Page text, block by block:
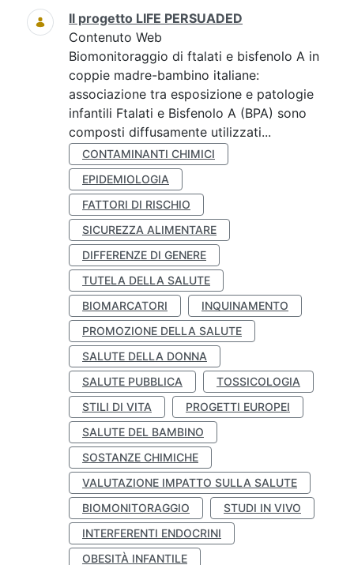
Il progetto LIFE PERSUADED
Contenuto Web
Biomonitoraggio di ftalati e bisfenolo A in
coppie madre-bambino italiane:
associazione tra esposizione e patologie
infantili Ftalati e Bisfenolo A (BPA) sono
composti diffusamente utilizzati...
CONTAMINANTI CHIMICI
EPIDEMIOLOGIA
FATTORI DI RISCHIO
SICUREZZA ALIMENTARE
DIFFERENZE DI GENERE
TUTELA DELLA SALUTE
BIOMARCATORI
INQUINAMENTO
PROMOZIONE DELLA SALUTE
SALUTE DELLA DONNA
SALUTE PUBBLICA
TOSSICOLOGIA
STILI DI VITA
PROGETTI EUROPEI
SALUTE DEL BAMBINO
SOSTANZE CHIMICHE
VALUTAZIONE IMPATTO SULLA SALUTE
BIOMONITORAGGIO
STUDI IN VIVO
INTERFERENTI ENDOCRINI
OBESITÀ INFANTILE